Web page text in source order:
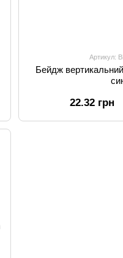
Артикул:
Бейдж
22.32 грн